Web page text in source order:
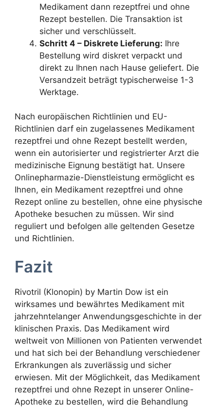
Medikament dann rezeptfrei und ohne
Rezept bestellen. Die Transaktion ist
sicher und verschlüsselt.
Schritt 4 – Diskrete Lieferung: Ihre
Bestellung wird diskret verpackt und
direkt zu Ihnen nach Hause geliefert. Die
Versandzeit beträgt typischerweise 1-3
Werktage.
Nach europäischen Richtlinien und EU-
Richtlinien darf ein zugelassenes Medikament
rezeptfrei und ohne Rezept bestellt werden,
wenn ein autorisierter und registrierter Arzt die
medizinische Eignung bestätigt hat. Unsere
Onlinepharmazie-Dienstleistung ermöglicht es
Ihnen, ein Medikament rezeptfrei und ohne
Rezept online zu bestellen, ohne eine physische
Apotheke besuchen zu müssen. Wir sind
reguliert und befolgen alle geltenden Gesetze
und Richtlinien.
Fazit
Rivotril (Klonopin) by Martin Dow ist ein
wirksames und bewährtes Medikament mit
jahrzehntelanger Anwendungsgeschichte in der
klinischen Praxis. Das Medikament wird
weltweit von Millionen von Patienten verwendet
und hat sich bei der Behandlung verschiedener
Erkrankungen als zuverlässig und sicher
erwiesen. Mit der Möglichkeit, das Medikament
rezeptfrei und ohne Rezept in unserer Online-
Apotheke zu bestellen, wird die Behandlung